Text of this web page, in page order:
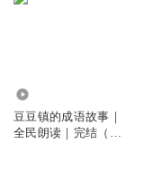
豆豆镇的成语故事｜
全民朗读｜完结（共